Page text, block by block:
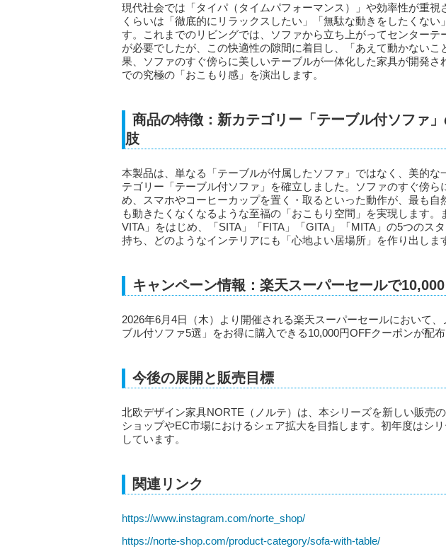
現代社会では「タイパ（タイムパフォーマンス）」や効率性が重視
くらいは「徹底的にリラックスしたい」「無駄な動きをしたくない
す。これまでのリビングでは、ソファから立ち上がってセンターテ
が必要でしたが、この快適性の隙間に着目し、「あえて動かないこ
果、ソファのすぐ傍らに美しいテーブルが一体化した家具が開発さ
での究極の「おこもり感」を演出します。
商品の特徴：新カテゴリー「テーブル付ソファ
肢
本製品は、単なる「テーブルが付属したソファ」ではなく、美的な
テゴリー「テーブル付ソファ」を確立しました。ソファのすぐ傍ら
め、スマホやコーヒーカップを置く・取るといった動作が、最も自
も動きたくなくなるような至福の「おこもり空間」を実現します。
VITA」をはじめ、「SITA」「FITA」「GITA」「MITA」の5つのス
持ち、どのようなインテリアにも「心地よい居場所」を作り出しま
キャンペーン情報：楽天スーパーセールで
2026年6月4日（木）より開催される楽天スーパーセールにおいて
ブル付ソファ5選」をお得に購入できる10,000円OFFクーポンが配布
今後の展開と販売目標
北欧デザイン家具NORTE（ノルテ）は、本シリーズを新しい販売
ショップやEC市場におけるシェア拡大を目指します。初年度はシ
しています。
関連リンク
https://www.instagram.com/norte_shop/
https://norte-shop.com/product-category/sofa-with-table/